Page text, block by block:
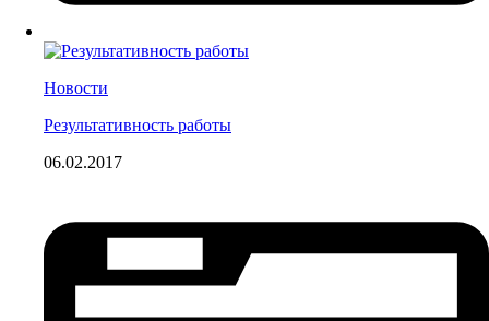
Новости
Результативность работы
06.02.2017